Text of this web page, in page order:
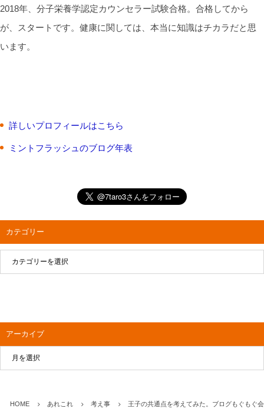
2018年、分子栄養学認定カウンセラー試験合格。合格してから
が、スタートです。健康に関しては、本当に知識はチカラだと思
います。
詳しいプロフィールはこちら
ミントフラッシュのブログ年表
カテゴリー
アーカイブ
HOME あれこれ 考え事 王子の共通点を考えてみた。ブログもぐもぐ